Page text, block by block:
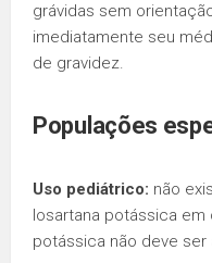
grávidas sem
imediatamente seu
de gravidez.
Populações
Uso pediátrico: não
losartana potássica em
potássica não deve